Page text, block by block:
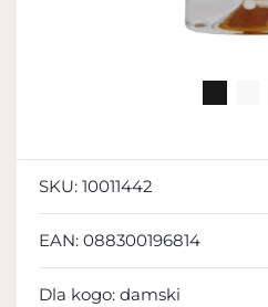
SKU: 10011442
EAN: 088300196814
Dla kogo: damski